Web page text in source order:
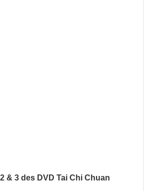
& 3 des DVD Tai Chi Chuan